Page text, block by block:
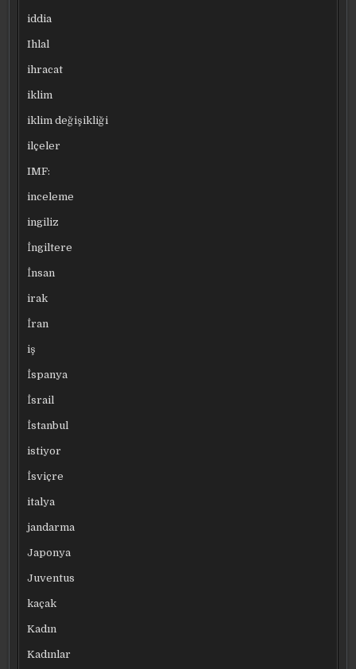
iddia
Ihlal
ihracat
iklim
iklim değişikliği
ilçeler
IMF:
inceleme
ingiliz
İngiltere
İnsan
irak
İran
iş
İspanya
İsrail
İstanbul
istiyor
İsviçre
italya
jandarma
Japonya
Juventus
kaçak
Kadın
Kadınlar